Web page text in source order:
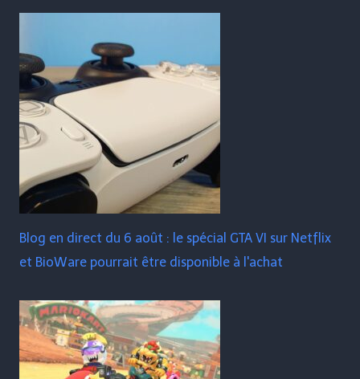
Blog en direct du 6 août : le spécial GTA VI sur Netflix
et BioWare pourrait être disponible à l'achat